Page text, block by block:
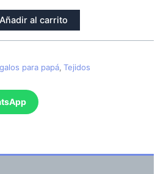
Añadir al carrito
para papá, Tejidos